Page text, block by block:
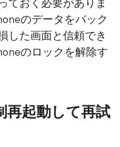
ておく必要がありま
のデータをバック
した画面と信頼でき
のロックを解除す
再起動して再試